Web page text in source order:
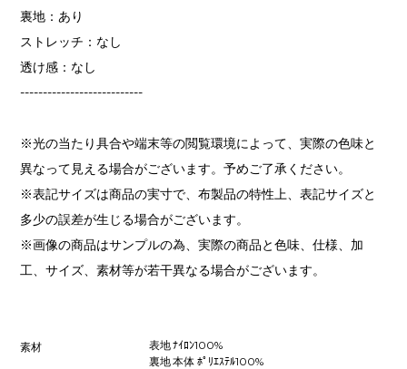
裏地：あり
ストレッチ：なし
透け感：なし
---------------------------
※光の当たり具合や端末等の閲覧環境によって、実際の色味と
異なって見える場合がございます。予めご了承ください。
※表記サイズは商品の実寸で、布製品の特性上、表記サイズと
多少の誤差が生じる場合がございます。
※画像の商品はサンプルの為、実際の商品と色味、仕様、加
工、サイズ、素材等が若干異なる場合がございます。
素材
表地 ﾅｲﾛﾝ100%
裏地 本体 ﾎﾟﾘｴｽﾃﾙ100%